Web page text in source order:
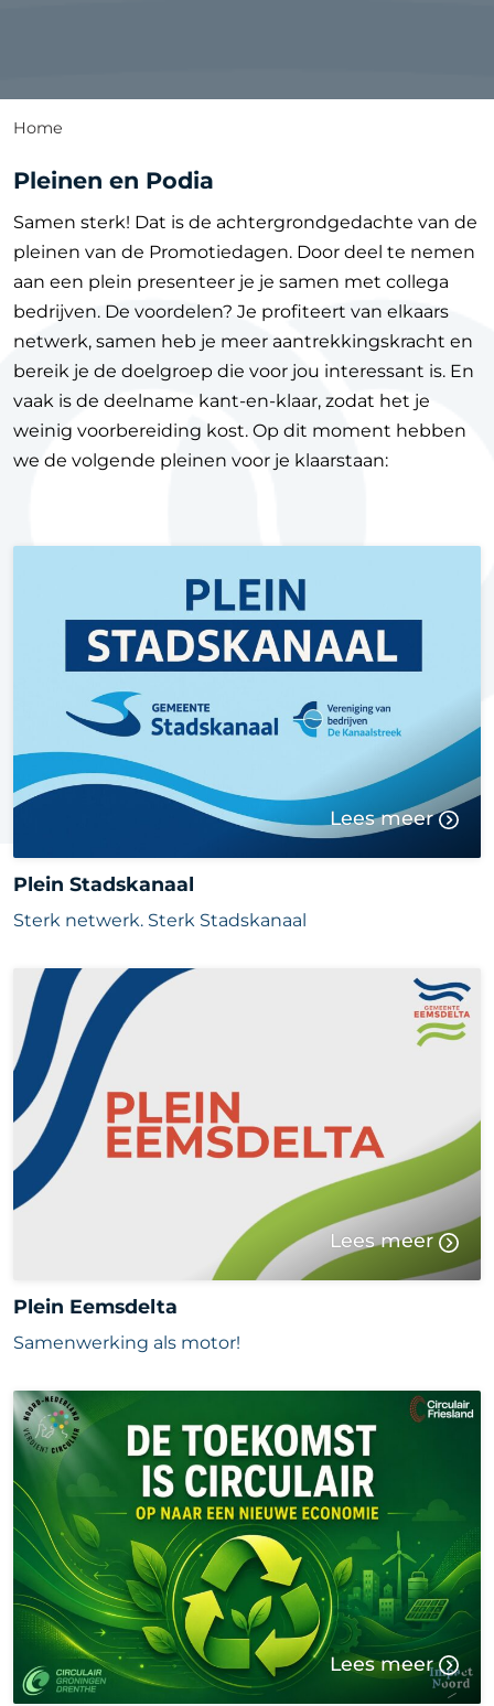
Home
Pleinen en Podia
Samen sterk! Dat is de achtergrondgedachte van de
pleinen van de Promotiedagen. Door deel te nemen
aan een plein presenteer je je samen met collega
bedrijven. De voordelen? Je profiteert van elkaars
netwerk, samen heb je meer aantrekkingskracht en
bereik je de doelgroep die voor jou interessant is. En
vaak is de deelname kant-en-klaar, zodat het je
weinig voorbereiding kost. Op dit moment hebben
we de volgende pleinen voor je klaarstaan:
Lees meer
Plein Stadskanaal
Sterk netwerk. Sterk Stadskanaal
Lees meer
Plein Eemsdelta
Samenwerking als motor!
Lees meer